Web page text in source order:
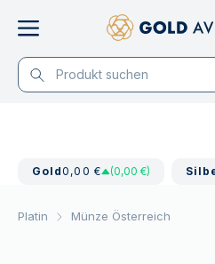
Gold0,00 € (0,00 €)
Platin Münze Österreich